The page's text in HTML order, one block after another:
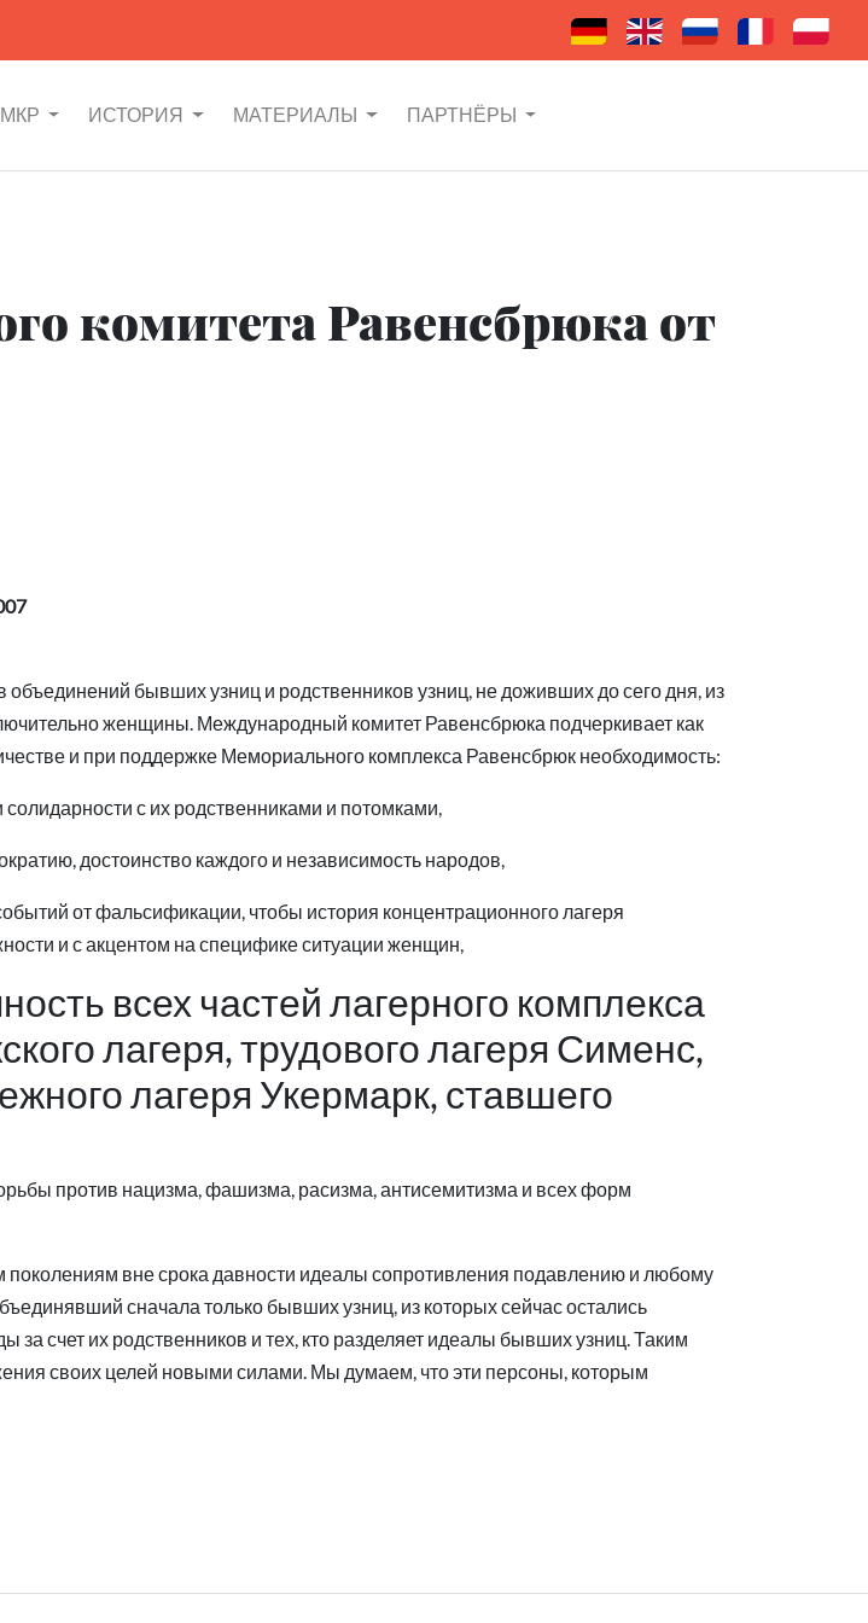
ИСТОРИЯ МАТЕРИАЛЫ ПАРТНЁРЫ
комитета Равенсбрюка от
бывших узниц и родственников узниц, не доживших до сего дня, из
женщины. Международный комитет Равенсбрюка подчеркивает как
и при поддержке Мемориального комплекса Равенсбрюк необходимость:
с их родственниками и потомками,
достоинство каждого и независимость народов,
от фальсификации, чтобы история концентрационного лагеря
и с акцентом на специфике ситуации женщин,
всех частей лагерного комплекса
лагеря, трудового лагеря Сименс,
лагеря Укермарк, ставшего
против нацизма, фашизма, расизма, антисемитизма и всех форм
вне срока давности идеалы сопротивления подавлению и любому
сначала только бывших узниц, из которых сейчас остались
счет их родственников и тех, кто разделяет идеалы бывших узниц. Таким
своих целей новыми силами. Мы думаем, что эти персоны, которым